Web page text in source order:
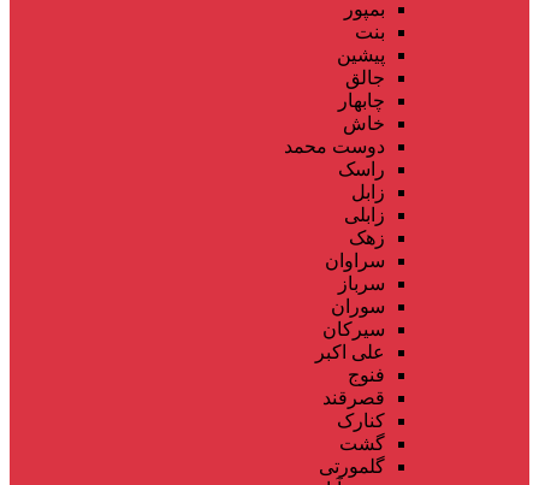
بمپور
بنت
پیشین
جالق
چابهار
خاش
دوست محمد
راسک
زابل
زابلی
زهک
سراوان
سرباز
سوران
سیرکان
علی اکبر
فنوج
قصرقند
کنارک
گشت
گلمورتی